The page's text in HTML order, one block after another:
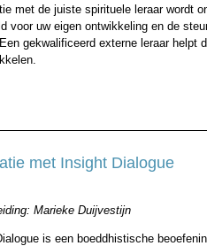
met de juiste spirituele leraar wordt
voor uw eigen ontwikkeling en de
gekwalificeerd externe leraar helpt
met Insight Dialogue
Marieke Duijvestijn
is een boeddhistische